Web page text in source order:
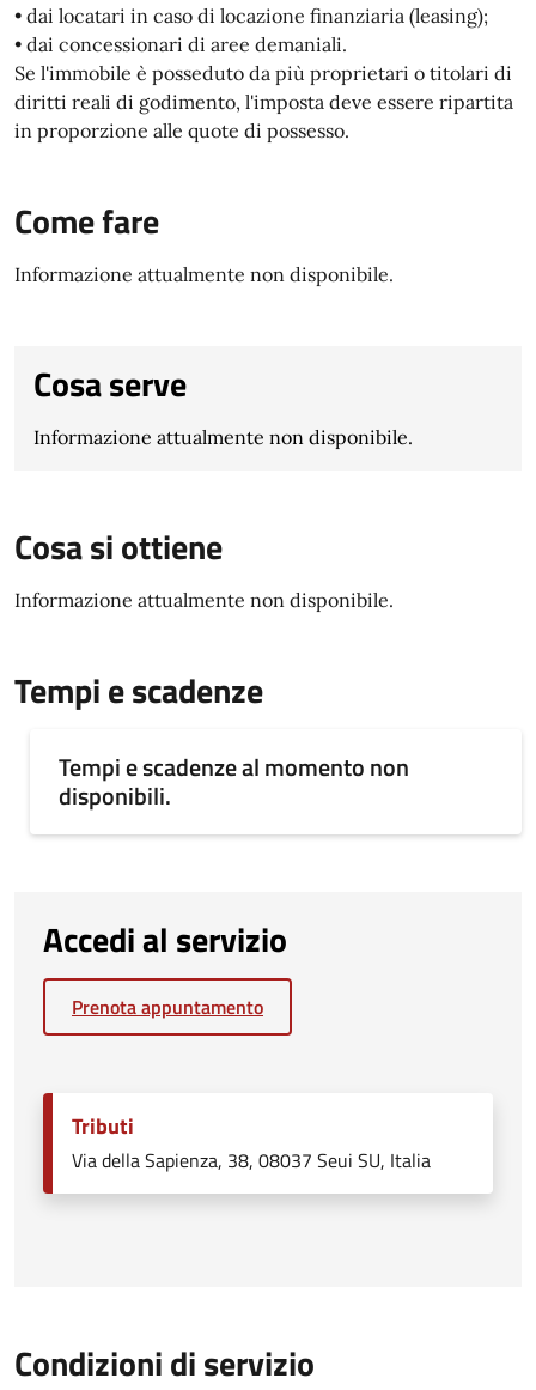
• dai locatari in caso di locazione finanziaria (leasing);
• dai concessionari di aree demaniali.
Se l'immobile è posseduto da più proprietari o titolari di
diritti reali di godimento, l'imposta deve essere ripartita
in proporzione alle quote di possesso.
Come fare
Informazione attualmente non disponibile.
Cosa serve
Informazione attualmente non disponibile.
Cosa si ottiene
Informazione attualmente non disponibile.
Tempi e scadenze
Tempi e scadenze al momento non
disponibili.
Accedi al servizio
Prenota appuntamento
Tributi
Via della Sapienza, 38, 08037 Seui SU, Italia
Condizioni di servizio